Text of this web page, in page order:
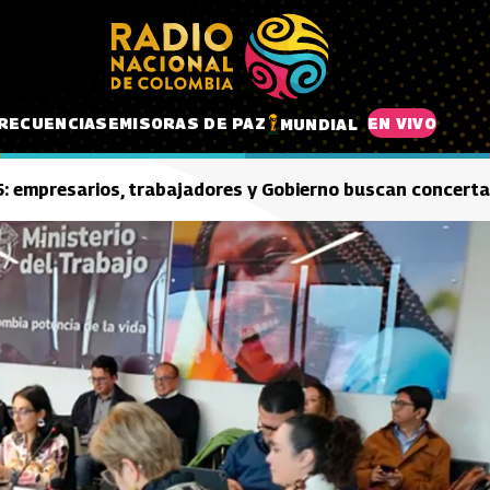
EMISORAS DE PAZ MUNDIAL EN VIVO
empresarios, trabajadores y Gobierno buscan